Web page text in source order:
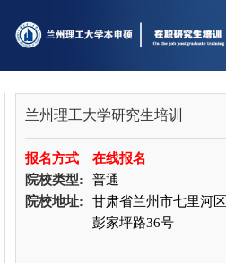
兰州理工大学研究生培训
报名方式
在线报名
院校类型:
普通
院校地址:
甘肃省兰州市七里河区
彭家坪路36号